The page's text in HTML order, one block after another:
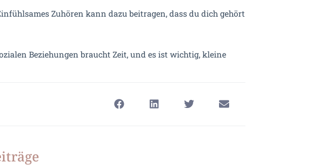
Zuhören kann dazu beitragen, dass du dich gehört
Beziehungen braucht Zeit, und es ist wichtig, kleine